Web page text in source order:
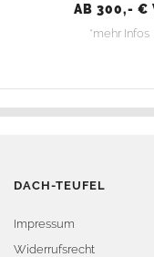
AB 300,- €
*mehr
DACH-TEUFEL
Impressum
Widerrufsrecht